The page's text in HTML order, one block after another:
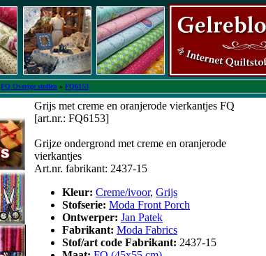
FQ Overige stoffen » FQ6153
Grijs met creme en oranjerode vierkantjes FQ
[art.nr.: FQ6153]
Grijze ondergrond met creme en oranjerode
vierkantjes
Art.nr. fabrikant: 2437-15
Kleur: Creme/ivoor, Grijs
Stofserie: Moda Front Porch
Ontwerper: Jan Patek
Fabrikant: Moda Fabrics
Stof/art code Fabrikant: 2437-15